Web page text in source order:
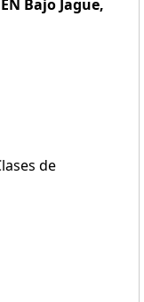
Bajo Jague,
de